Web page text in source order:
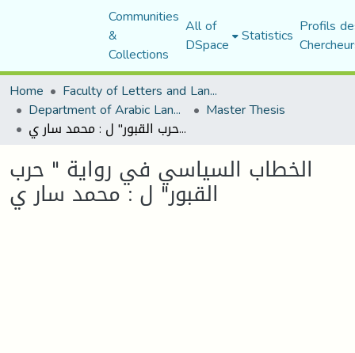
Communities
&
Collections
All of
DSpace Statistics Profils
Home
Faculty of Letters and Languages
Department of Arabic Language and Literature Master Thesis
الخطاب السياسي في رواية " حرب القبور" ل : محمد سار ي
الخطاب السياسي في رواية " حرب
القبور" ل : محمد سار ي